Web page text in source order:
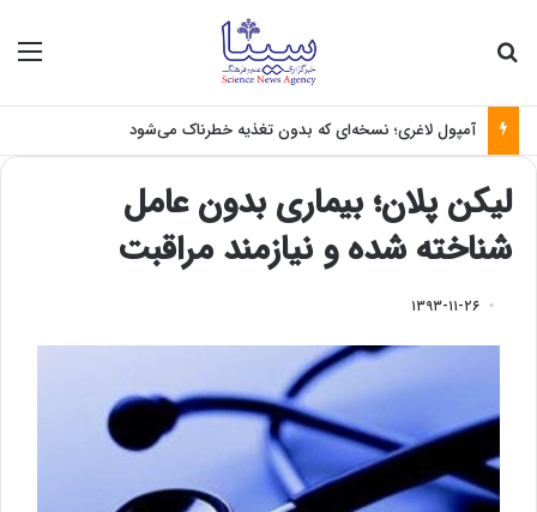
آمپول لاغری؛ نسخه‌ای که بدون تغذیه خطرناک می‌شود
لیکن پلان؛ بیماری بدون عامل
شناخته شده و نیازمند مراقبت
۱۳۹۳-۱۱-۲۶